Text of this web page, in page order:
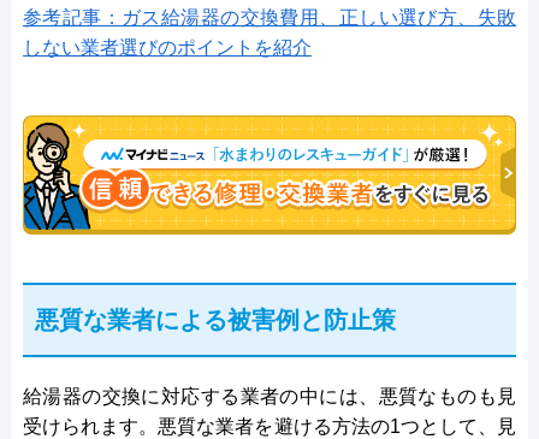
参考記事：ガス給湯器の交換費用、正しい選び方、失敗
しない業者選びのポイントを紹介
悪質な業者による被害例と防止策
給湯器の交換に対応する業者の中には、悪質なものも見
受けられます。悪質な業者を避ける方法の1つとして、見